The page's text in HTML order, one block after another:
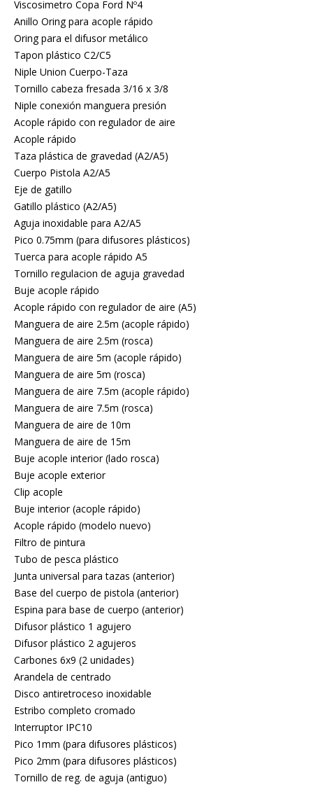
Viscosimetro Copa Ford Nº4
Anillo Oring para acople rápido
Oring para el difusor metálico
Tapon plástico C2/C5
Niple Union Cuerpo-Taza
Tornillo cabeza fresada 3/16 x 3/8
Niple conexión manguera presión
Acople rápido con regulador de aire
Acople rápido
Taza plástica de gravedad (A2/A5)
Cuerpo Pistola A2/A5
Eje de gatillo
Gatillo plástico (A2/A5)
Aguja inoxidable para A2/A5
Pico 0.75mm (para difusores plásticos)
Tuerca para acople rápido A5
Tornillo regulacion de aguja gravedad
Buje acople rápido
Acople rápido con regulador de aire (A5)
Manguera de aire 2.5m (acople rápido)
Manguera de aire 2.5m (rosca)
Manguera de aire 5m (acople rápido)
Manguera de aire 5m (rosca)
Manguera de aire 7.5m (acople rápido)
Manguera de aire 7.5m (rosca)
Manguera de aire de 10m
Manguera de aire de 15m
Buje acople interior (lado rosca)
Buje acople exterior
Clip acople
Buje interior (acople rápido)
Acople rápido (modelo nuevo)
Filtro de pintura
Tubo de pesca plástico
Junta universal para tazas (anterior)
Base del cuerpo de pistola (anterior)
Espina para base de cuerpo (anterior)
Difusor plástico 1 agujero
Difusor plástico 2 agujeros
Carbones 6x9 (2 unidades)
Arandela de centrado
Disco antiretroceso inoxidable
Estribo completo cromado
Interruptor IPC10
Pico 1mm (para difusores plásticos)
Pico 2mm (para difusores plásticos)
Tornillo de reg. de aguja (antiguo)